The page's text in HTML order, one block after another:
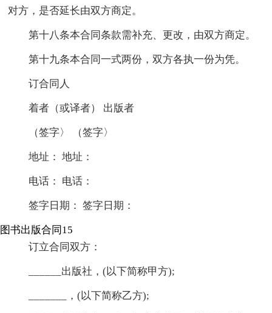
对方，是否延长由双方商定。
第十八条本合同条款需补充、更改，由双方商定。
第十九条本合同一式两份，双方各执一份为凭。
订合同人
着者（或译者） 出版者
（签字〉 （签字〉
地址： 地址：
电话： 电话：
签字日期： 签字日期：
图书出版合同15
订立合同双方：
______出版社，(以下简称甲方);
_______，(以下简称乙方);